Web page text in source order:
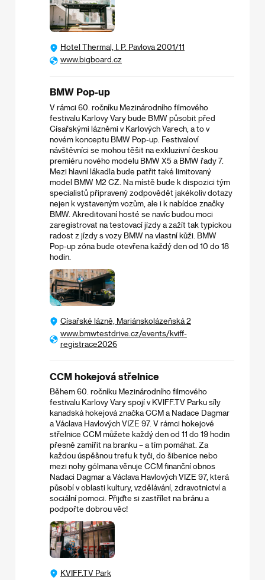
Hotel Thermal, I. P. Pavlova 2001/11
www.bigboard.cz
BMW Pop-up
V rámci 60. ročníku Mezinárodního filmového
festivalu Karlovy Vary bude BMW působit před
Císařskými lázněmi v Karlových Varech, a to v
novém konceptu BMW Pop-up. Festivaloví
návštěvníci se mohou těšit na exkluzivní českou
premiéru nového modelu BMW X5 a BMW řady 7.
Mezi hlavní lákadla bude patřit také limitovaný
model BMW M2 CZ. Na místě bude k dispozici tým
specialistů připravený zodpovědět jakékoliv dotazy
nejen k vystaveným vozům, ale i k nabídce značky
BMW. Akreditovaní hosté se navíc budou moci
zaregistrovat na testovací jízdy a zažít tak typickou
radost z jízdy s vozy BMW na vlastní kůži. BMW
Pop-up zóna bude otevřena každý den od 10 do 18
hodin.
Císařské lázně, Mariánskolázeňská 2
www.bmwtestdrive.cz/events/kviff-
registrace2026
CCM hokejová střelnice
Během 60. ročníku Mezinárodního filmového
festivalu Karlovy Vary spojí v KVIFF.TV Parku síly
kanadská hokejová značka CCM a Nadace Dagmar
a Václava Havlových VIZE 97. V rámci hokejové
střelnice CCM můžete každý den od 11 do 19 hodin
přesně zamířit na branku – a tím pomáhat. Za
každou úspěšnou trefu k tyči, do šibenice nebo
mezi nohy gólmana věnuje CCM finanční obnos
Nadaci Dagmar a Václava Havlových VIZE 97, která
působí v oblasti kultury, vzdělávání, zdravotnictví a
sociální pomoci. Přijďte si zastřílet na bránu a
podpořte dobrou věc!
KVIFF.TV Park